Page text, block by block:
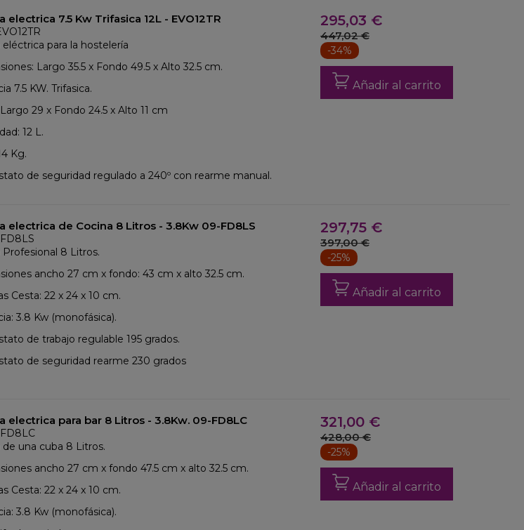
electrica 7.5 Kw Trifasica 12L - EVO12TR
eléctrica para la hostelería
Largo 35.5 x Fondo 49.5 x Alto 32.5 cm.
7.5 KW. Trifasica.
29 x Fondo 24.5 x Alto 11 cm
12 L.
Kg.
de seguridad regulado a 240º con rearme manual.
295,03 €
447,02 €
-34%
Añadir al carrito
electrica de Cocina 8 Litros - 3.8Kw 09-FD8LS
Profesional 8 Litros.
ancho 27 cm x fondo: 43 cm x alto 32.5 cm.
Cesta: 22 x 24 x 10 cm.
3.8 Kw (monofásica).
de trabajo regulable 195 grados.
de seguridad rearme 230 grados
297,75 €
397,00 €
-25%
Añadir al carrito
electrica para bar 8 Litros - 3.8Kw. 09-FD8LC
de una cuba 8 Litros.
ancho 27 cm x fondo 47.5 cm x alto 32.5 cm.
Cesta: 22 x 24 x 10 cm.
3.8 Kw (monofásica).
321,00 €
428,00 €
-25%
Añadir al carrito